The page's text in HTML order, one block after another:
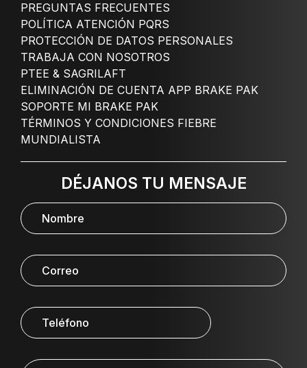
PREGUNTAS FRECUENTES
POLÍTICA ATENCIÓN PQRS
PROTECCIÓN DE DATOS PERSONALES
TRABAJA CON NOSOTROS
PTEE & SAGRILAFT
ELIMINACIÓN DE CUENTA APP BRAKE PAK
SOPORTE MI BRAKE PAK
TÉRMINOS Y CONDICIONES FIEBRE
MUNDIALISTA
DÉJANOS TU MENSAJE